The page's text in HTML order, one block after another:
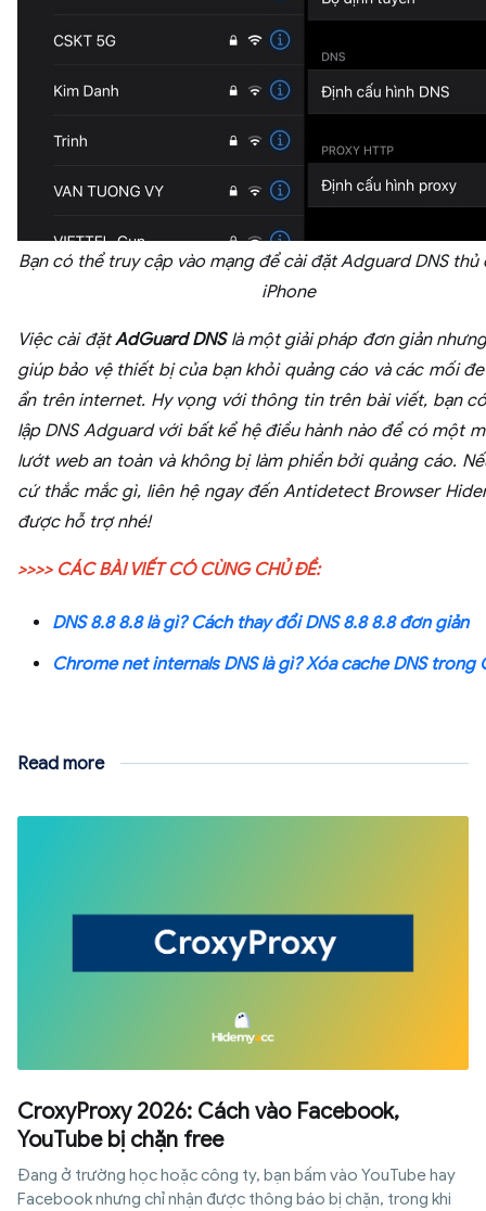
Bạn có thể truy cập vào mạng để cài đặt Adguard DNS
iPhone
Việc cài đặtAdGuard DNSlà một giải pháp đơn giản
giúp bảo vệ thiết bị của bạn khỏi quảng cáo và các mối
ẩn trên internet. Hy vọng với thông tin trên bài viết, bạn
lập DNS Adguard với bất kể hệ điều hành nào để có một
lướt web an toàn và không bị làm phiền bởi quảng cáo.
cứ thắc mắc gì, liên hệ ngay đến Antidetect Browser
được hỗ trợ nhé!
>>>> CÁC BÀI VIẾT CÓ CÙNG CHỦ ĐỀ:
DNS 8.8 8.8 là gì? Cách thay đổi DNS 8.8 8.8 đơn giản
Chrome net internals DNS là gì? Xóa cache DNS trong
Read more
CroxyProxy 2026: Cách vào Facebook,
YouTube bị chặn free
Đang ở trường học hoặc công ty, bạn bấm vào YouTube hay
Facebook nhưng chỉ nhận được thông báo bị chặn, trong khi